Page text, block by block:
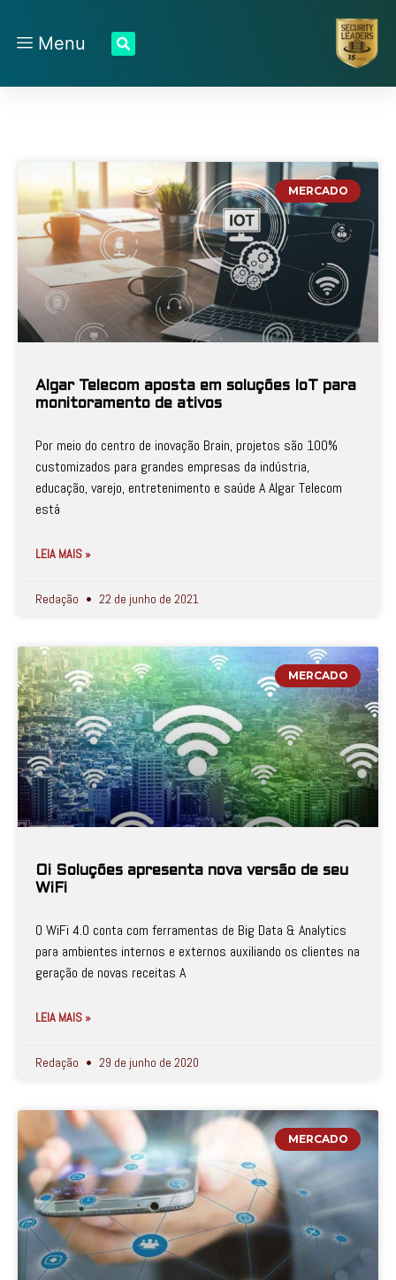
Menu
MERCADO
Algar Telecom aposta em soluções IoT para
monitoramento de ativos
Por meio do centro de inovação Brain, projetos são 100%
customizados para grandes empresas da indústria,
educação, varejo, entretenimento e saúde A Algar Telecom
está
LEIA MAIS »
Redação 22 de junho de 2021
MERCADO
Oi Soluções apresenta nova versão de seu
WiFi
O WiFi 4.0 conta com ferramentas de Big Data & Analytics
para ambientes internos e externos auxiliando os clientes na
geração de novas receitas A
LEIA MAIS »
Redação 29 de junho de 2020
MERCADO